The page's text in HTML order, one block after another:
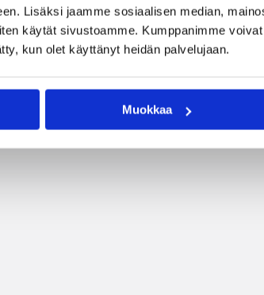
Lisäksi jaamme sosiaalisen median,
käytät sivustoamme. Kumppanimme
kun olet käyttänyt heidän palvelujaan.
Muokkaa